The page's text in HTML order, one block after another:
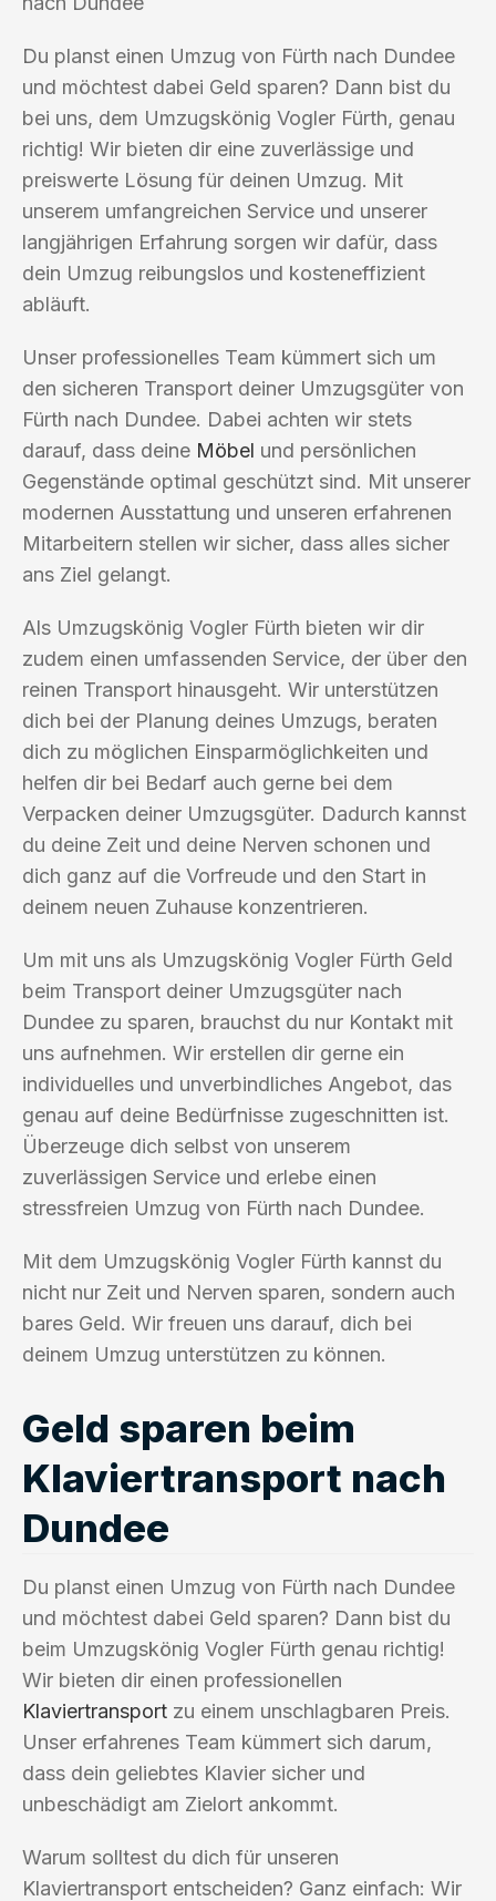
Du planst einen Umzug von Fürth nach Dundee
und möchtest dabei Geld sparen? Dann bist du
bei uns, dem Umzugskönig Vogler Fürth, genau
richtig! Wir bieten dir eine zuverlässige und
preiswerte Lösung für deinen Umzug. Mit
unserem umfangreichen Service und unserer
langjährigen Erfahrung sorgen wir dafür, dass
dein Umzug reibungslos und kosteneffizient
abläuft.
Unser professionelles Team kümmert sich um
den sicheren Transport deiner Umzugsgüter von
Fürth nach Dundee. Dabei achten wir stets
darauf, dass deine Möbel und persönlichen
Gegenstände optimal geschützt sind. Mit unserer
modernen Ausstattung und unseren erfahrenen
Mitarbeitern stellen wir sicher, dass alles sicher
ans Ziel gelangt.
Als Umzugskönig Vogler Fürth bieten wir dir
zudem einen umfassenden Service, der über den
reinen Transport hinausgeht. Wir unterstützen
dich bei der Planung deines Umzugs, beraten
dich zu möglichen Einsparmöglichkeiten und
helfen dir bei Bedarf auch gerne bei dem
Verpacken deiner Umzugsgüter. Dadurch kannst
du deine Zeit und deine Nerven schonen und
dich ganz auf die Vorfreude und den Start in
deinem neuen Zuhause konzentrieren.
Um mit uns als Umzugskönig Vogler Fürth Geld
beim Transport deiner Umzugsgüter nach
Dundee zu sparen, brauchst du nur Kontakt mit
uns aufnehmen. Wir erstellen dir gerne ein
individuelles und unverbindliches Angebot, das
genau auf deine Bedürfnisse zugeschnitten ist.
Überzeuge dich selbst von unserem
zuverlässigen Service und erlebe einen
stressfreien Umzug von Fürth nach Dundee.
Mit dem Umzugskönig Vogler Fürth kannst du
nicht nur Zeit und Nerven sparen, sondern auch
bares Geld. Wir freuen uns darauf, dich bei
deinem Umzug unterstützen zu können.
Geld sparen beim
Klaviertransport nach
Dundee
Du planst einen Umzug von Fürth nach Dundee
und möchtest dabei Geld sparen? Dann bist du
beim Umzugskönig Vogler Fürth genau richtig!
Wir bieten dir einen professionellen
Klaviertransport zu einem unschlagbaren Preis.
Unser erfahrenes Team kümmert sich darum,
dass dein geliebtes Klavier sicher und
unbeschädigt am Zielort ankommt.
Warum solltest du dich für unseren
Klaviertransport entscheiden? Ganz einfach: Wir